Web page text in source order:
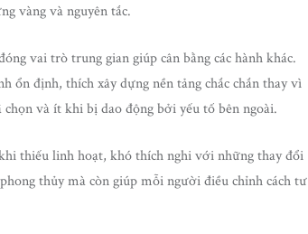
vàng và nguyên tắc.
vai trò trung gian giúp cân bằng các hành khác.
ổn định, thích xây dựng nền tảng chắc chắn thay vì
và ít khi bị dao động bởi yếu tố bên ngoài.
thiếu linh hoạt, khó thích nghi với những thay đổi
thủy mà còn giúp mỗi người điều chỉnh cách tư